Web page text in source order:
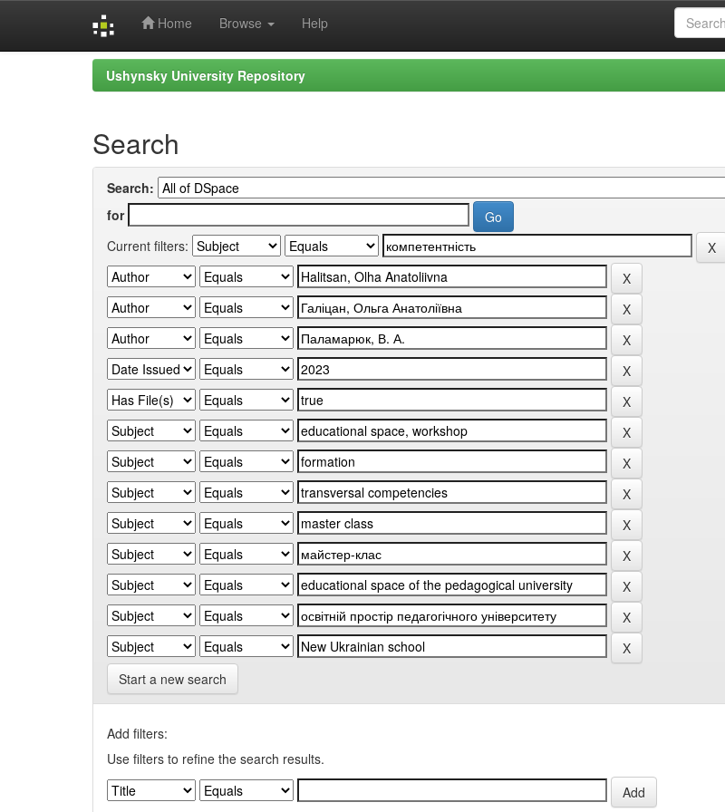
Home Browse Help
Ushynsky University Repository
Search
Search:
for
Current filters:
Start a new search
Add filters:
Use filters to refine the search results.